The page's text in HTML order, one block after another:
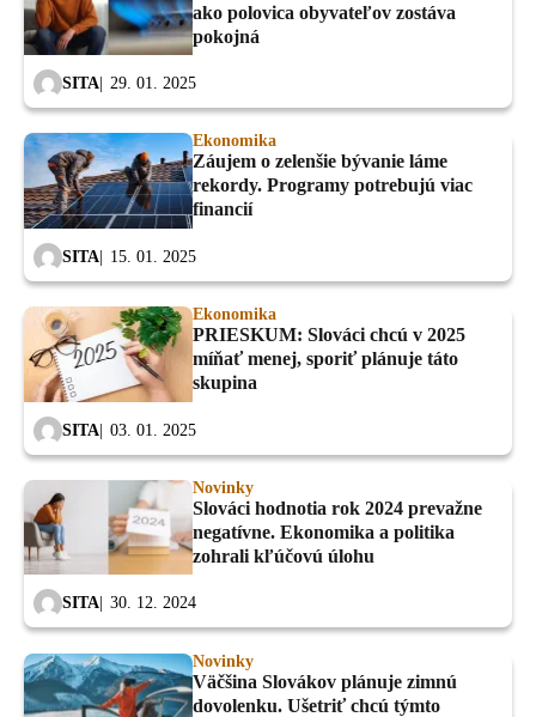
ako polovica obyvateľov zostáva
pokojná
SITA 29. 01. 2025
Ekonomika
Záujem o zelenšie bývanie láme
rekordy. Programy potrebujú viac
financií
SITA 15. 01. 2025
Ekonomika
PRIESKUM: Slováci chcú v 2025
míňať menej, sporiť plánuje táto
skupina
SITA 03. 01. 2025
Novinky
Slováci hodnotia rok 2024 prevažne
negatívne. Ekonomika a politika
zohrali kľúčovú úlohu
SITA 30. 12. 2024
Novinky
Väčšina Slovákov plánuje zimnú
dovolenku. Ušetriť chcú týmto